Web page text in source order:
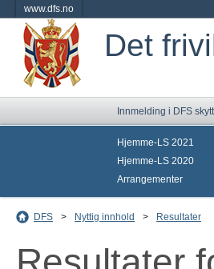
www.dfs.no
Det
Innmelding i DFS
Hjemme-LS 2021
Hjemme-LS 2020
Arrangementer
DFS > Nyttig innhold > Resultater